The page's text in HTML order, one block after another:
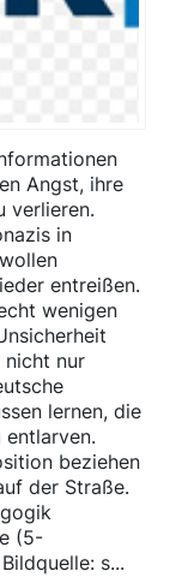
Angst, ihre
verlieren.
in
entreißen.
wenigen
nicht nur
lernen, die
beziehen
der Straße.
(5-
s...